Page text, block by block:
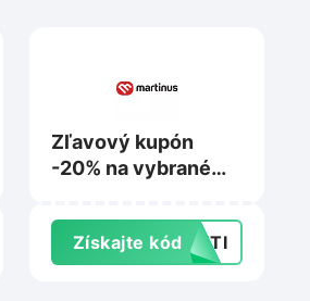
Zľavový kupón
-20% na vybrané
Martinus.sk
Získajte kódDETI